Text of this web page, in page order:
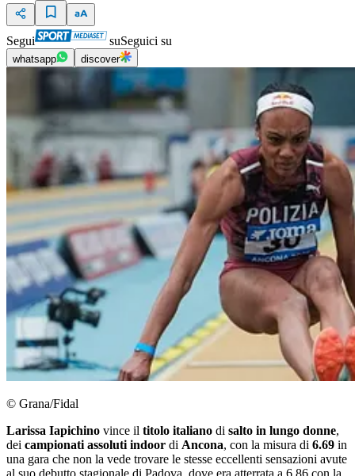
Segui suSeguici su
whatsapp discover
© Grana/Fidal
Larissa Iapichino vince il titolo italiano di salto in lungo donne,
dei campionati assoluti indoor di Ancona, con la misura di 6.69 in
una gara che non la vede trovare le stesse eccellenti sensazioni avute
al suo debutto stagionale di Padova, dove era atterrata a 6,86 con la